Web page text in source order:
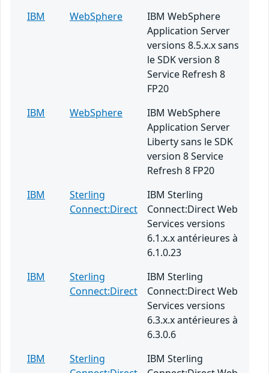
IBM
WebSphere
IBM WebSphere
Application Server
versions 8.5.x.x sans
le SDK version 8
Service Refresh 8
FP20
IBM
WebSphere
IBM WebSphere
Application Server
Liberty sans le SDK
version 8 Service
Refresh 8 FP20
IBM
Sterling
Connect:Direct
IBM Sterling
Connect:Direct Web
Services versions
6.1.x.x antérieures à
6.1.0.23
IBM
Sterling
Connect:Direct
IBM Sterling
Connect:Direct Web
Services versions
6.3.x.x antérieures à
6.3.0.6
IBM
Sterling
IBM Sterling